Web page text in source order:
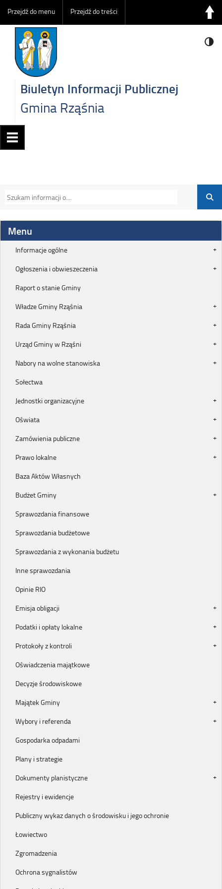
Przejdź do menu Przejdź do treści
Biuletyn Informacji Publicznej
Gmina Rząśnia
Menu
Informacje ogólne
Ogłoszenia i obwieszeczenia
Raport o stanie Gminy
Władze Gminy Rząśnia
Rada Gminy Rząśnia
Urząd Gminy w Rząśni
Nabory na wolne stanowiska
Sołectwa
Jednostki organizacyjne
Oświata
Zamówienia publiczne
Prawo lokalne
Baza Aktów Własnych
Budżet Gminy
Sprawozdania finansowe
Sprawozdania budżetowe
Sprawozdania z wykonania budżetu
Inne sprawozdania
Opinie RIO
Emisja obligacji
Podatki i opłaty lokalne
Protokoły z kontroli
Oświadczenia majątkowe
Decyzje środowiskowe
Majątek Gminy
Wybory i referenda
Gospodarka odpadami
Plany i strategie
Dokumenty planistyczne
Rejestry i ewidencje
Publiczny wykaz danych o środowisku i jego ochronie
Łowiectwo
Zgromadzenia
Ochrona sygnalistów